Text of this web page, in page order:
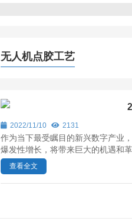
无人机点胶工艺
2022/11/10 2131
作为当下最受瞩目的新兴数字产业
爆发性增长，将带来巨大的机遇和
查看全文